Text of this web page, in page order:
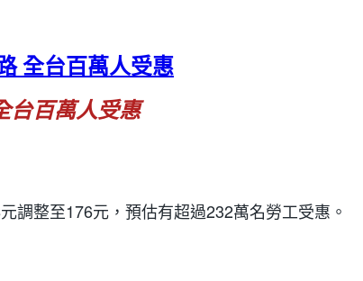
全台百萬人受惠
台百萬人受惠
調整至176元，預估有超過232萬名勞工受惠。